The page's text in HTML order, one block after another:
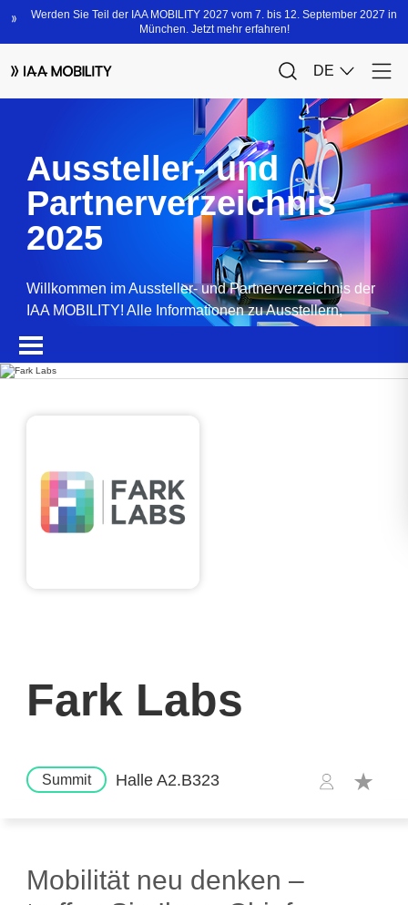
Aussteller- und
Partnerverzeichnis
2025
Willkommen im Aussteller- und Partnerverzeichnis der
IAA MOBILITY! Alle Informationen zu Ausstellern,
Fark Labs
Summit Halle A2.B323
Mobilität neu denken –